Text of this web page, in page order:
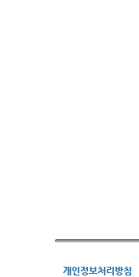
개인정보처리방침